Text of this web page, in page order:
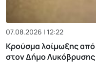
07.08.2026 | 12:22
Κρούσμα λοίμωξης από
στον Δήμο